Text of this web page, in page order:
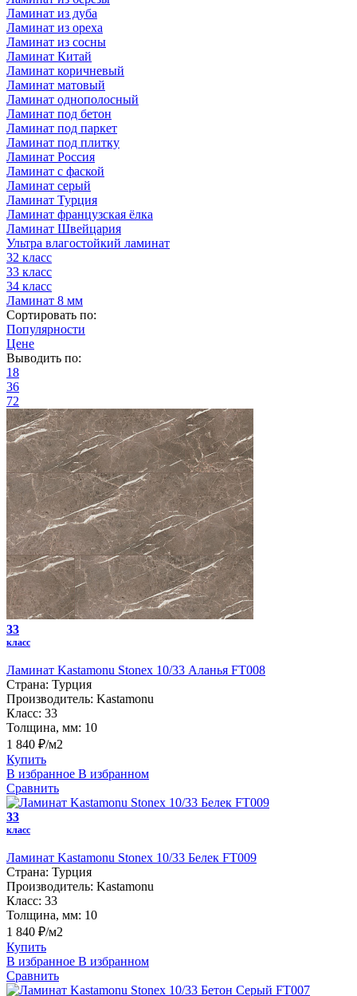
Ламинат из дуба
Ламинат из ореха
Ламинат из сосны
Ламинат Китай
Ламинат коричневый
Ламинат матовый
Ламинат однополосный
Ламинат под бетон
Ламинат под паркет
Ламинат под плитку
Ламинат Россия
Ламинат с фаской
Ламинат серый
Ламинат Турция
Ламинат французская ёлка
Ламинат Швейцария
Ультра влагостойкий ламинат
32 класс
33 класс
34 класс
Ламинат 8 мм
Сортировать по:
Популярности
Цене
Выводить по:
18
36
72
33
класс
Ламинат Kastamonu Stonex 10/33 Аланья FT008
Страна: Турция
Производитель: Kastamonu
Класс: 33
Толщина, мм: 10
1 840 ₽/м2
Купить
В избранное В избранном
Сравнить
33
класс
Ламинат Kastamonu Stonex 10/33 Белек FT009
Страна: Турция
Производитель: Kastamonu
Класс: 33
Толщина, мм: 10
1 840 ₽/м2
Купить
В избранное В избранном
Сравнить